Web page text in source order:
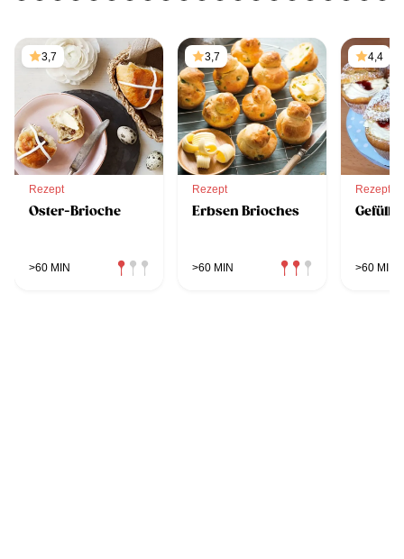
3,7
Rezept
Oster-Brioche
>60 MIN
3,7
Rezept
Erbsen Brioches
>60 MIN
4,4
Rezept
>60 MIN